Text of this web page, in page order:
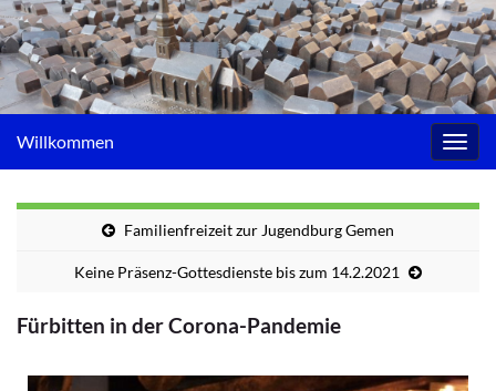
Willkommen
Familienfreizeit zur Jugendburg Gemen
Keine Präsenz-Gottesdienste bis zum 14.2.2021
Fürbitten in der Corona-Pandemie